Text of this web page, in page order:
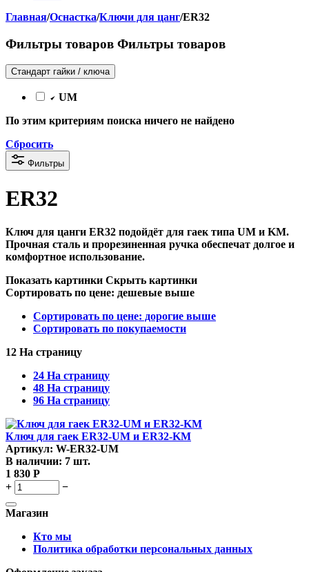
Главная/Оснастка/Ключи для цанг/ER32
Фильтры товаров Фильтры товаров
Стандарт гайки / ключа
UM
По этим критериям поиска ничего не найдено
Сбросить
Фильтры
ER32
Ключ для цанги ER32 подойдёт для гаек типа UM и KM.
Прочная сталь и прорезиненная ручка обеспечат долгое и
комфортное использование.
Показать картинки Скрыть картинки
Сортировать по цене: дешевые выше
Сортировать по цене: дорогие выше
Сортировать по покупаемости
12 На страницу
24 На страницу
48 На страницу
96 На страницу
Ключ для гаек ER32-UM и ER32-KM
Артикул: W-ER32-UM
В наличии: 7 шт.
1 830 Р
+
−
Магазин
Кто мы
Политика обработки персональных данных